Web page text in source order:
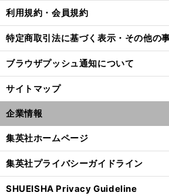
利用規約・会員規約
特定商取引法に基づく表示・その他の
ブラウザプッシュ通知について
サイトマップ
企業情報
集英社ホームページ
集英社プライバシーガイドライン
SHUEISHA Privacy Guideline